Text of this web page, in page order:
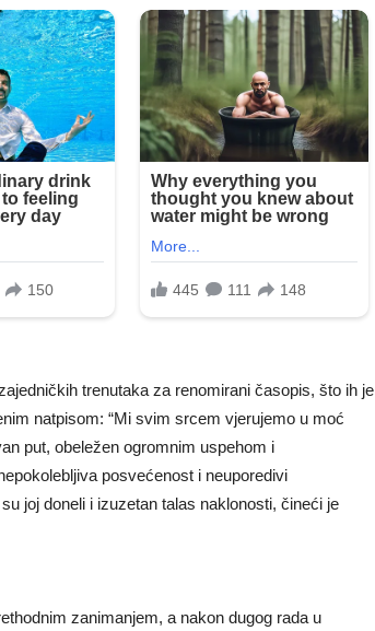
trenutaka za renomirani časopis, što ih je
natpisom: “Mi svim srcem vjerujemo u moć
put, obeležen ogromnim uspehom i
posvećenost i neuporedivi
joj doneli i izuzetan talas naklonosti, čineći je
zanimanjem, a nakon dugog rada u